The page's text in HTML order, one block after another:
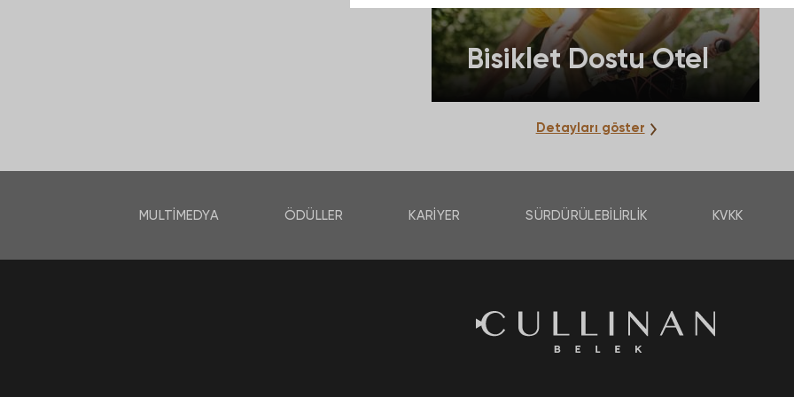
Bisiklet Dostu Otel
Detayları göster
MULTIMEDYA ÖDÜLLER KARIYER SÜRDÜRÜLEBILIRLIK KVKK